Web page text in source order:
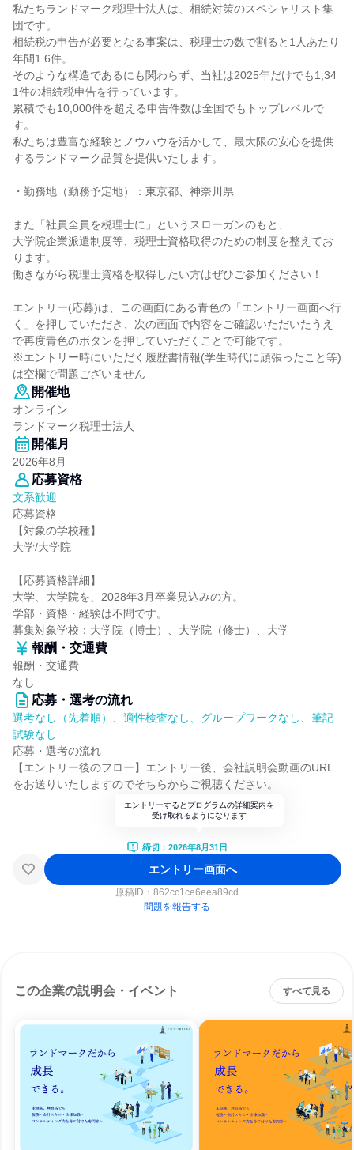
私たちランドマーク税理士法人は、相続対策のスペシャリスト集
団です。
相続税の申告が必要となる事案は、税理士の数で割ると1人あたり
年間1.6件。
そのような構造であるにも関わらず、当社は2025年だけでも1,34
1件の相続税申告を行っています。
累積でも10,000件を超える申告件数は全国でもトップレベルで
す。
私たちは豊富な経験とノウハウを活かして、最大限の安心を提供
するランドマーク品質を提供いたします。
・勤務地（勤務予定地）：東京都、神奈川県
また「社員全員を税理士に」というスローガンのもと、
大学院企業派遣制度等、税理士資格取得のための制度を整えてお
ります。
働きながら税理士資格を取得したい方はぜひご参加ください！
エントリー(応募)は、この画面にある青色の「エントリー画面へ行
く」を押していただき、次の画面で内容をご確認いただいたうえ
で再度青色のボタンを押していただくことで可能です。
※エントリー時にいただく履歴書情報(学生時代に頑張ったこと等)
は空欄で問題ございません
開催地
オンライン
ランドマーク税理士法人
開催月
2026年8月
応募資格
文系歓迎
応募資格
【対象の学校種】
大学/大学院
【応募資格詳細】
大学、大学院を、2028年3月卒業見込みの方。
学部・資格・経験は不問です。
募集対象学校：大学院（博士）、大学院（修士）、大学
報酬・交通費
報酬・交通費
なし
応募・選考の流れ
選考なし（先着順）、適性検査なし、グループワークなし、筆記
試験なし
応募・選考の流れ
【エントリー後のフロー】エントリー後、会社説明会動画のURL
をお送りいたしますのでそちらからご視聴ください。
エントリーするとプログラムの詳細案内を
受け取れるようになります
締切：2026年8月31日
エントリー画面へ
原稿ID： 862cc1ce6eea89cd
問題を報告する
この企業の説明会・イベント すべて見る